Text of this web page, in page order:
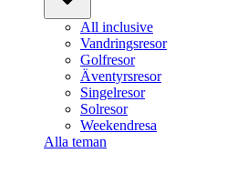
All inclusive
Vandringsresor
Golfresor
Äventyrsresor
Singelresor
Solresor
Weekendresa
Alla teman